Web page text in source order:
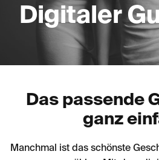
Digitaler
Das passende
ganz
Manchmal ist das schönste